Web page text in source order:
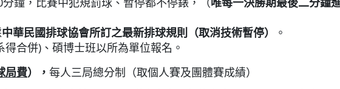
中華民國排球協會所訂之最新排球規則 （取消技術暫停）
。
合併)、碩博士班以所為單位報名。
局費） ， 每人三局總分制（取個人賽及團體賽成績）